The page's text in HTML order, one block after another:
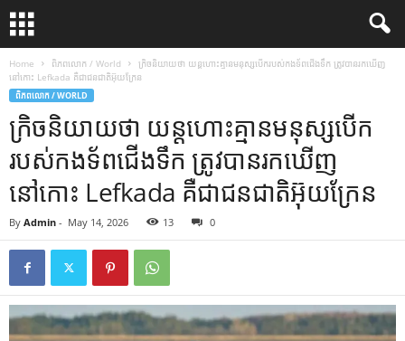
Home ពិភពលោក / World
ក្រិចនិយាយថា យន្តហោះគ្មានមនុស្សបើករបស់កងទ័ពជើងទឹក ត្រូវបានរកឃើញ
នៅកោះ Lefkada គឺជាជនជាតិអ៊ុយក្រែន
ពិភពលោក / WORLD
ក្រិចនិយាយថា យន្តហោះគ្មានមនុស្សបើក
របស់កងទ័ពជើងទឹក ត្រូវបានរកឃើញ
នៅកោះ Lefkada គឺជាជនជាតិអ៊ុយក្រែន
By Admin - May 14, 2026 13 0